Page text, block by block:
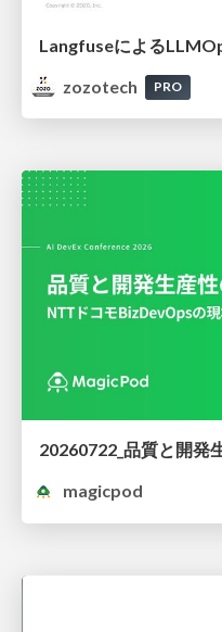
Langfuseによる
zozotech
PRO
20260722_品質と開発
magicpod